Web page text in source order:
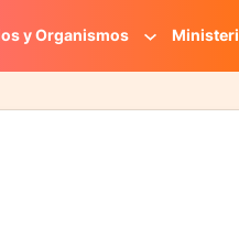
y Organismos